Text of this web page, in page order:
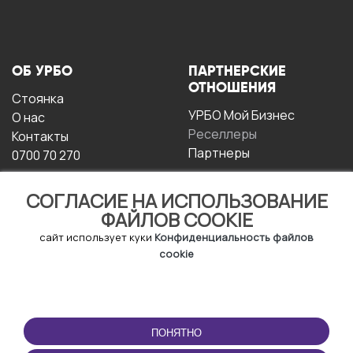
СОГЛАСИЕ НА ИСПОЛЬЗОВАНИЕ
ФАЙЛОВ COOKIE
сайт использует куки Конфиденциальность файлов
cookie
ПОНЯТНО
ОБ УРБО
Стоянка
О нас
Контакты
0700 70 270
ПАРТНЕРСКИЕ
ОТНОШЕНИЯ
УРБО Мой Бизнес
Реселлеры
Партнеры
ЭКСПЛУАТАЦИИ
Условия и положения
ПРИЛОЖЕНИЕ